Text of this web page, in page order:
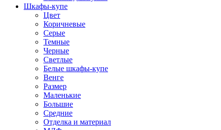
Шкафы-купе
Цвет
Коричневые
Серые
Темные
Черные
Светлые
Белые шкафы-купе
Венге
Размер
Маленькие
Большие
Средние
Отделка и материал